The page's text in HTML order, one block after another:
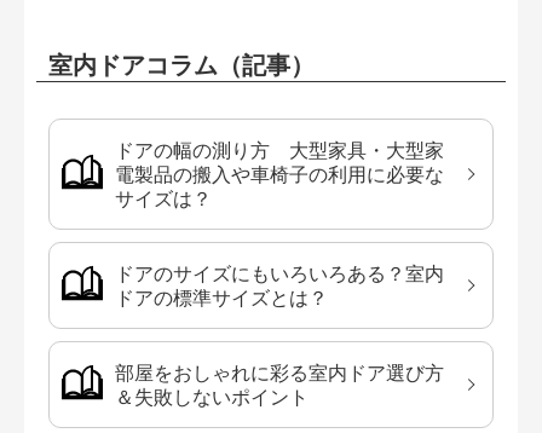
室内ドアコラム（記事）
ドアの幅の測り方 大型家具・大型家
電製品の搬入や車椅子の利用に必要な
サイズは？
ドアのサイズにもいろいろある？室内
ドアの標準サイズとは？
部屋をおしゃれに彩る室内ドア選び方
＆失敗しないポイント